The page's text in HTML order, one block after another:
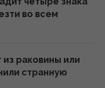
пальцев на
лет: что их
аналитики
во всем
из раковины или
странную